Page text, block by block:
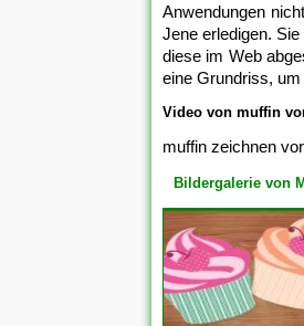
Anwendungen
Jene erledigen.
diese im Web
eine Grundriss,
Video von muffin
muffin zeichnen
Bildergalerie von